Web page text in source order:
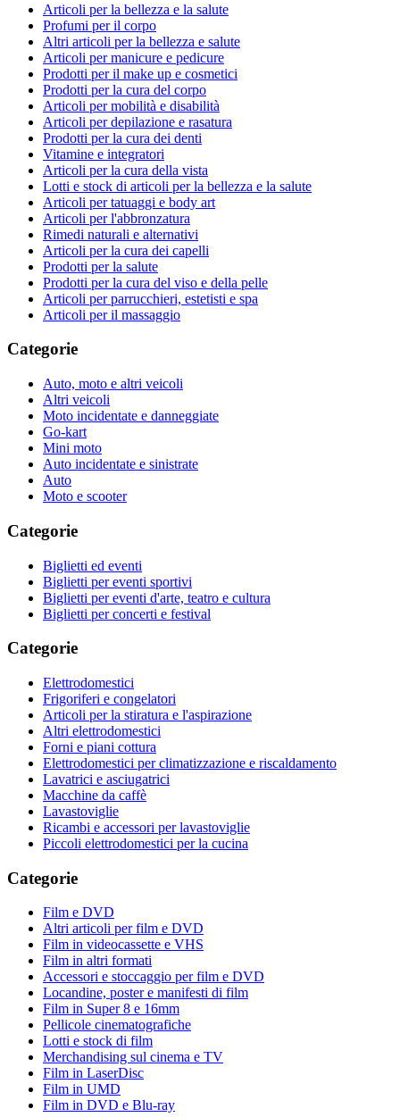
Articoli per la bellezza e la salute
Profumi per il corpo
Altri articoli per la bellezza e salute
Articoli per manicure e pedicure
Prodotti per il make up e cosmetici
Prodotti per la cura del corpo
Articoli per mobilità e disabilità
Articoli per depilazione e rasatura
Prodotti per la cura dei denti
Vitamine e integratori
Articoli per la cura della vista
Lotti e stock di articoli per la bellezza e la salute
Articoli per tatuaggi e body art
Articoli per l'abbronzatura
Rimedi naturali e alternativi
Articoli per la cura dei capelli
Prodotti per la salute
Prodotti per la cura del viso e della pelle
Articoli per parrucchieri, estetisti e spa
Articoli per il massaggio
Categorie
Auto, moto e altri veicoli
Altri veicoli
Moto incidentate e danneggiate
Go-kart
Mini moto
Auto incidentate e sinistrate
Auto
Moto e scooter
Categorie
Biglietti ed eventi
Biglietti per eventi sportivi
Biglietti per eventi d'arte, teatro e cultura
Biglietti per concerti e festival
Categorie
Elettrodomestici
Frigoriferi e congelatori
Articoli per la stiratura e l'aspirazione
Altri elettrodomestici
Forni e piani cottura
Elettrodomestici per climatizzazione e riscaldamento
Lavatrici e asciugatrici
Macchine da caffè
Lavastoviglie
Ricambi e accessori per lavastoviglie
Piccoli elettrodomestici per la cucina
Categorie
Film e DVD
Altri articoli per film e DVD
Film in videocassette e VHS
Film in altri formati
Accessori e stoccaggio per film e DVD
Locandine, poster e manifesti di film
Film in Super 8 e 16mm
Pellicole cinematografiche
Lotti e stock di film
Merchandising sul cinema e TV
Film in LaserDisc
Film in UMD
Film in DVD e Blu-ray